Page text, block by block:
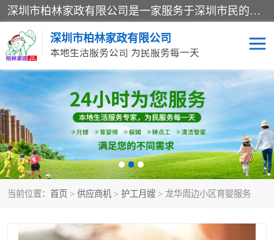
深圳市柏林家政有限公司是一家服务于深圳市民的专业家政公司。致力于为客户提供高质量、多维度的家庭服务，包括养老、母婴、月嫂育婴早教、康复理疗、家电清洗和保洁等方面的专业服务。
深圳市柏林家政有限公司
本地生活服务公司 为民服务每一天
当前位置： 首页 > 供应商机 > 护工月嫂 > 龙华周边小区育婴服务
家居保洁 护工月嫂
家庭保姆 家政服务